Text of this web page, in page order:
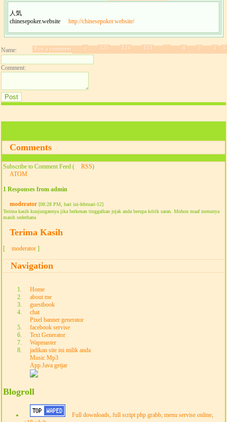
人気
chinesepoker.website
http://chinesepoker.website/
1
2
3
4
123
124
125
»
Post a comment
Name:
Comment:
Comments
Subscribe to Comment Feed ( RSS)
ATOM
1 Responses from admin
moderator [08:28 PM, hari ini-februari-12]
Terima kasih kunjungannya jika berkenan tinggalkan jejak anda berupa kritik saran. Mohon maaf menunya
masih sederhana
Terima Kasih
[ moderator ]
Navigation
Home
about me
guestbook
chat
Pixel banner generator
facebook servise
Text Generator
Wapmaster
jadikan site ini milik anda
Music Mp3
App Java getjar
Blogroll
Full downloads, full script php grabb, menu servise online,